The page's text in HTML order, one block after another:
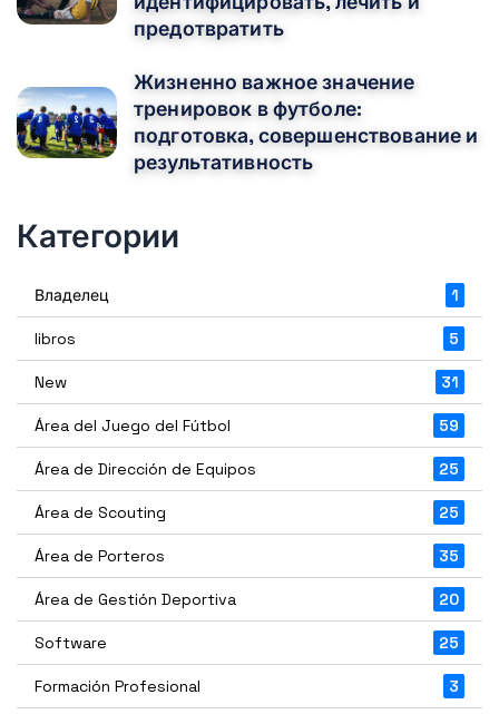
предотвратить
Жизненно важное значение
тренировок в футболе:
подготовка, совершенствование и
результативность
Категории
Владелец 1
libros 5
New 31
Área del Juego del Fútbol 59
Área de Dirección de Equipos 25
Área de Scouting 25
Área de Porteros 35
Área de Gestión Deportiva 20
Software 25
Formación Profesional 3